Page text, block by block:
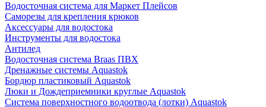
Водосточная система для Маркет Плейсов
Саморезы для крепления крюков
Аксессуары для водостока
Инструменты для водостока
Антилед
Водосточная система Braas ПВХ
Дренажные системы Aquastok
Бордюр пластиковый Aquastok
Люки и Дождеприемники круглые Aquastok
Система поверхностного водоотвода (лотки) Aquastok